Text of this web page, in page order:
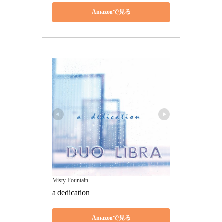
Amazonで見る
Misty Fountain
a dedication
Amazonで見る